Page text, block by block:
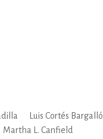
Luis Cortés Bargalló
Martha L. Canfield